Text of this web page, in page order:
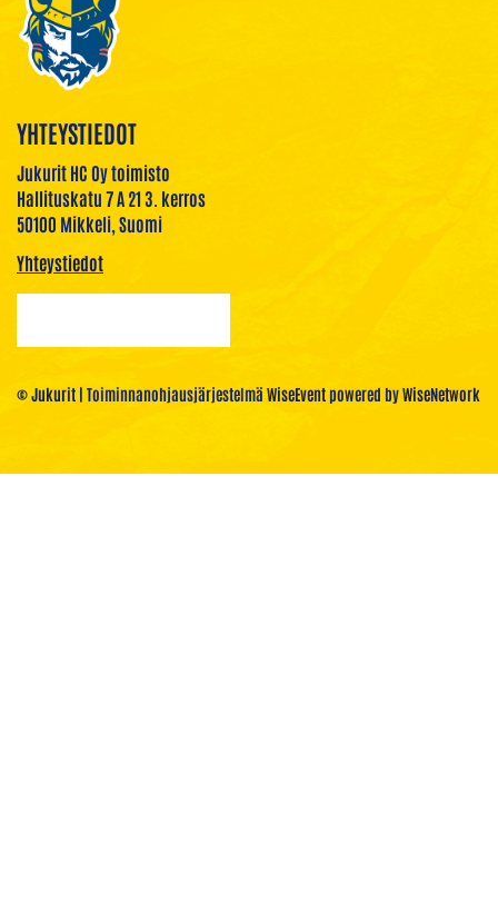
YHTEYSTIEDOT
Jukurit HC Oy toimisto
Hallituskatu 7 A 21 3. kerros
50100 Mikkeli, Suomi
Yhteystiedot
© Jukurit | Toiminnanohjausjärjestelmä WiseEventpowered byWiseNetwork